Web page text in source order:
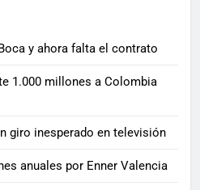
y ahora falta el contrato
1.000 millones a Colombia
giro inesperado en televisión
anuales por Enner Valencia